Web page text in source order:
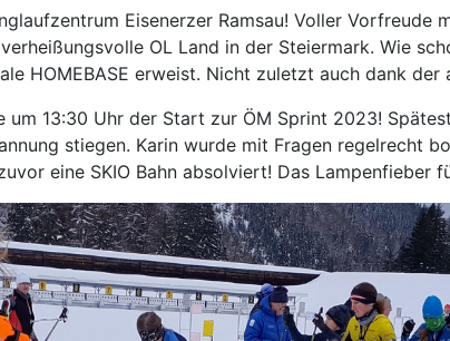
Eisenerzer Ramsau! Voller Vorfreude
OL Land in der Steiermark. Wie
HOMEBASE erweist. Nicht zuletzt auch dank
13:30 Uhr der Start zur ÖM Sprint 2023!
stiegen. Karin wurde mit Fragen regelrecht
eine SKIO Bahn absolviert! Das Lampenfieber